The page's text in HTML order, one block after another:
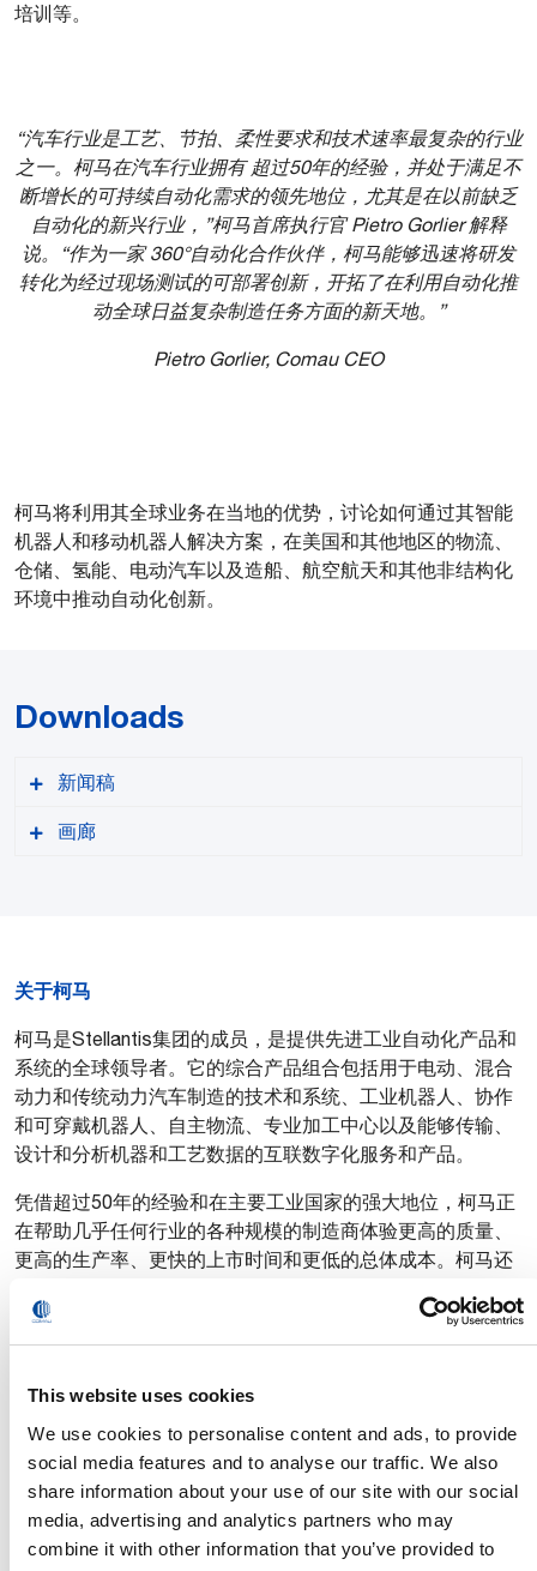
This website uses cookies
We use cookies to personalise content and ads, to provide
social media features and to analyse our traffic. We also
share information about your use of our site with our social
media, advertising and analytics partners who may
combine it with other information that you’ve provided to
培训等。
“汽车行业是工艺、节拍、柔性要求和技术速率最复杂的行业
之一。柯马在汽车行业拥有 超过50年的经验，并处于满足不
断增长的可持续自动化需求的领先地位，尤其是在以前缺乏
自动化的新兴行业，”柯马首席执行官 Pietro Gorlier 解释
说。“作为一家 360°自动化合作伙伴，柯马能够迅速将研发
转化为经过现场测试的可部署创新，开拓了在利用自动化推
动全球日益复杂制造任务方面的新天地。”
Pietro Gorlier, Comau CEO
柯马将利用其全球业务在当地的优势，讨论如何通过其智能
机器人和移动机器人解决方案，在美国和其他地区的物流、
仓储、氢能、电动汽车以及造船、航空航天和其他非结构化
环境中推动自动化创新。
Downloads
新闻稿
PDF格式
画廊
关于柯马
柯马是Stellantis集团的成员，是提供先进工业自动化产品和
系统的全球领导者。它的综合产品组合包括用于电动、混合
动力和传统动力汽车制造的技术和系统、工业机器人、协作
和可穿戴机器人、自主物流、专业加工中心以及能够传输、
设计和分析机器和工艺数据的互联数字化服务和产品。
凭借超过50年的经验和在主要工业国家的强大地位，柯马正
在帮助几乎任何行业的各种规模的制造商体验更高的质量、
更高的生产率、更快的上市时间和更低的总体成本。柯马还
训。
中心，5个数字化中心，12 个生产工厂， 遍布13个国家，拥
有3,700 名员工。全球经销商和合作伙伴网络使公司能够快
速响应世界各地各种规模客户的需求。作为开放自动化方法
的一部分，柯马还致力于通过形成个人和团体来增强效能，
从而改善人机协作。这包括柯马学校的实践培训计划，该计
划旨在培养应对工业4.0 挑战和机遇所需的技术和管理能